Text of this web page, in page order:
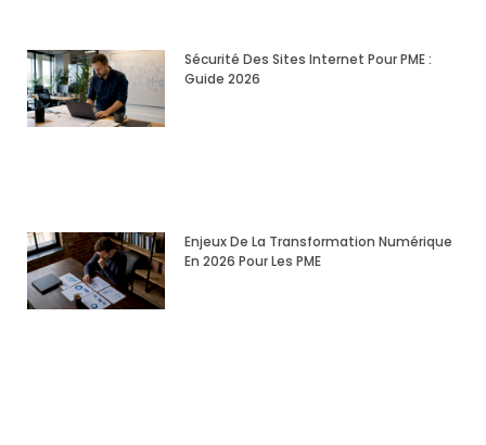
Sécurité Des Sites Internet Pour PME :
Guide 2026
Enjeux De La Transformation Numérique
En 2026 Pour Les PME